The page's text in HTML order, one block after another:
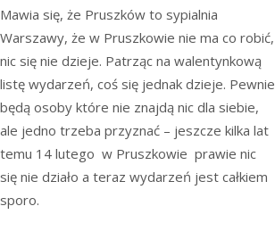
Mawia się, że Pruszków to sypialnia
Warszawy, że w Pruszkowie nie ma co robić,
nic się nie dzieje. Patrząc na walentynkową
listę wydarzeń, coś się jednak dzieje. Pewnie
będą osoby które nie znajdą nic dla siebie,
ale jedno trzeba przyznać – jeszcze kilka lat
temu 14 lutego w Pruszkowie prawie nic
się nie działo a teraz wydarzeń jest całkiem
sporo.